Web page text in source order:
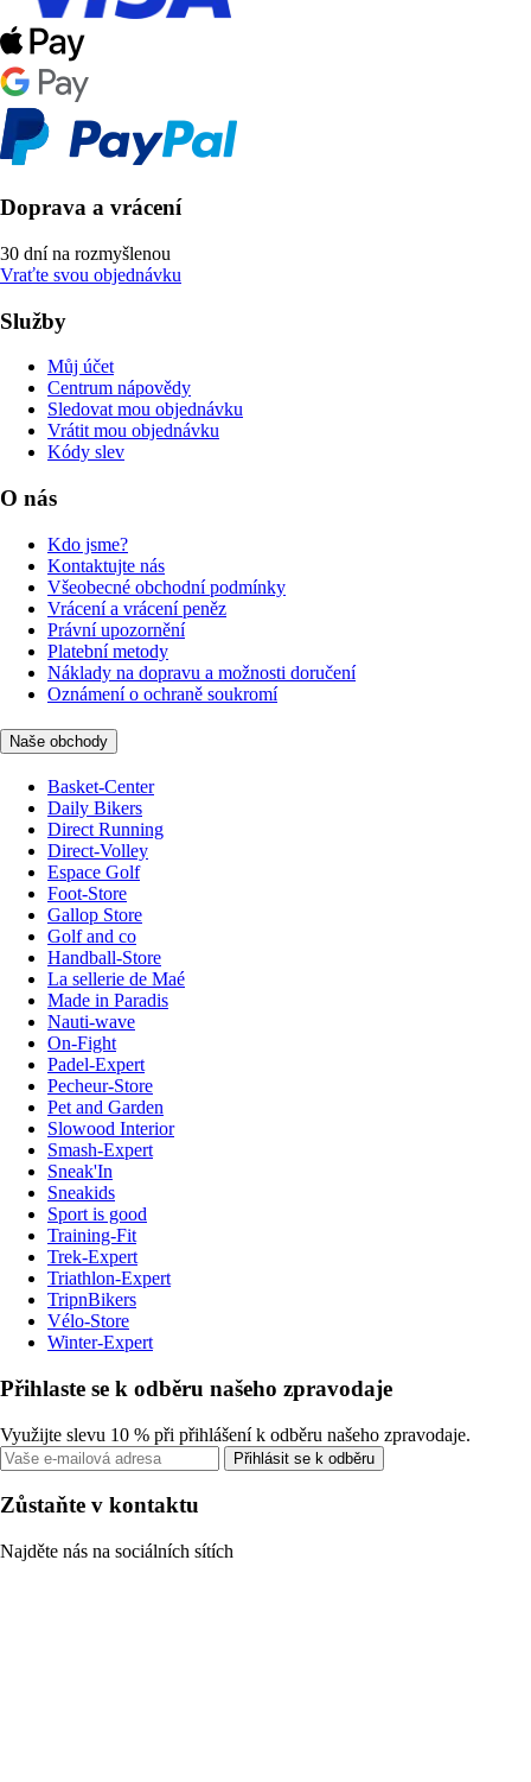
Doprava a vrácení
30 dní na rozmyšlenou
Vraťte svou objednávku
Služby
Můj účet
Centrum nápovědy
Sledovat mou objednávku
Vrátit mou objednávku
Kódy slev
O nás
Kdo jsme?
Kontaktujte nás
Všeobecné obchodní podmínky
Vrácení a vrácení peněz
Právní upozornění
Platební metody
Náklady na dopravu a možnosti doručení
Oznámení o ochraně soukromí
Naše obchody
Basket-Center
Daily Bikers
Direct Running
Direct-Volley
Espace Golf
Foot-Store
Gallop Store
Golf and co
Handball-Store
La sellerie de Maé
Made in Paradis
Nauti-wave
On-Fight
Padel-Expert
Pecheur-Store
Pet and Garden
Slowood Interior
Smash-Expert
Sneak'In
Sneakids
Sport is good
Training-Fit
Trek-Expert
Triathlon-Expert
TripnBikers
Vélo-Store
Winter-Expert
Přihlaste se k odběru našeho zpravodaje
Využijte slevu 10 % při přihlášení k odběru našeho zpravodaje.
Přihlásit se k odběru
Zůstaňte v kontaktu
Najděte nás na sociálních sítích